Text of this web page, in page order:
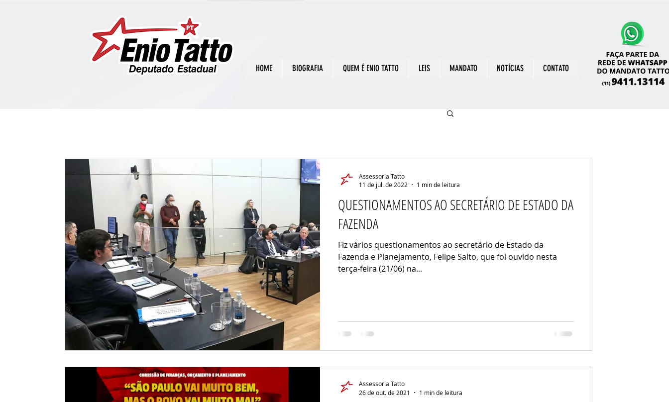
HOME BIOGRAFIA QUEM É ENIO TATTO LEIS MANDATO NOTÍCIAS CONTATO
QUESTIONAMENTOS AO SECRETÁRIO DE ESTADO DA
FAZENDA
Fiz vários questionamentos ao secretário de Estado da
Fazenda e Planejamento, Felipe Salto, que foi ouvido nesta
terça-feira (21/06) na...
Assessoria Tatto
11 de jul. de 2022
1 min de leitura
Assessoria Tatto
26 de out. de 2021
1 min de leitura